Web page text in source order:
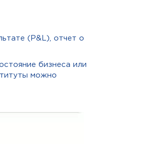
(P&L), отчет о
бизнеса или
можно